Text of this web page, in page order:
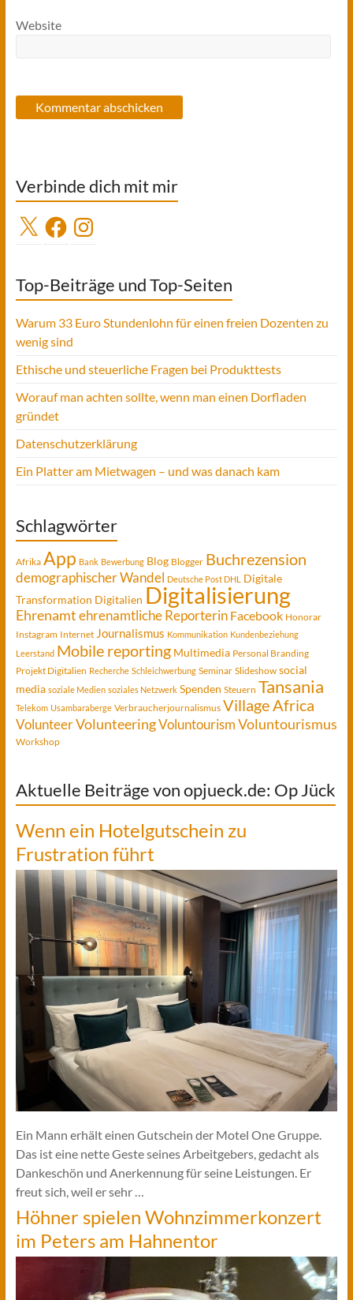
Website
Verbinde dich mit mir
X FacebookInstagram
Top-Beiträge und Top-Seiten
Warum 33 Euro Stundenlohn für einen freien Dozenten zu
wenig sind
Ethische und steuerliche Fragen bei Produkttests
Worauf man achten sollte, wenn man einen Dorfladen
gründet
Datenschutzerklärung
Ein Platter am Mietwagen – und was danach kam
Schlagwörter
Afrika App Bank Bewerbung Blog Blogger Buchrezension
demographischer Wandel Deutsche Post DHL
Digitale
Transformation Digitalien Digitalisierung
Ehrenamtehrenamtliche Reporterin Facebook Honorar
Instagram Internet Journalismus Kommunikation Kundenbeziehung
Leerstand Mobile reporting Multimedia Personal Branding
Projekt Digitalien Recherche Schleichwerbung Seminar Slideshow social
media soziale Medien soziales Netzwerk Spenden Steuern Tansania
Telekom Usambaraberge Verbraucherjournalismus Village Africa
VolunteerVolunteeringVoluntourismVoluntourismus
Workshop
Aktuelle Beiträge von opjueck.de: Op Jück
Wenn ein Hotelgutschein zu
Frustration führt
Ein Mann erhält einen Gutschein der Motel One Gruppe.
Das ist eine nette Geste seines Arbeitgebers, gedacht als
Dankeschön und Anerkennung für seine Leistungen. Er
freut sich, weil er sehr …
Höhner spielen Wohnzimmerkonzert
im Peters am Hahnentor